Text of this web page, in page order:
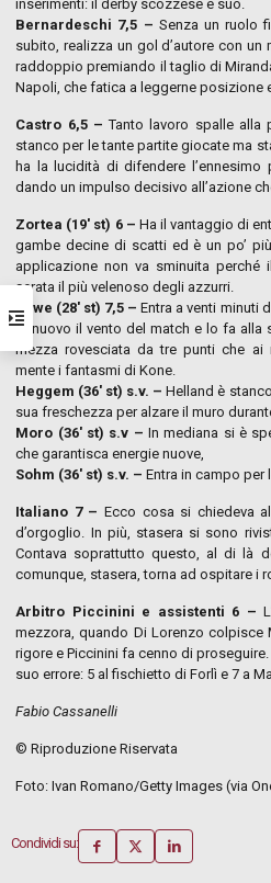
inserimenti: il derby scozzese è suo.
Bernardeschi 7,5 – Senza un ruolo
subito, realizza un gol d’autore con un
raddoppio premiando il taglio di
Napoli, che fatica a leggerne posizione
Castro 6,5 – Tanto lavoro spalle alla
stanco per le tante partite giocate ma
ha la lucidità di difendere l’ennesimo
dando un impulso decisivo all’azione
Zortea (19′ st) 6 – Ha il vantaggio di
gambe decine di scatti ed è un po’
applicazione non va sminuita
serata il più velenoso degli azzurri.
Rowe (28′ st) 7,5 – Entra a venti minuti
di nuovo il vento del match e lo fa alla
mezza rovesciata da tre punti che ai
mente i fantasmi di Kone.
Heggem (36′ st) s.v. – Helland è
sua freschezza per alzare il muro
Moro (36′ st) s.v – In mediana si è
che garantisca energie nuove,
Sohm (36′ st) s.v. – Entra in campo per
Italiano 7 – Ecco cosa si chiedeva
d’orgoglio. In più, stasera si sono
Contava soprattutto questo, al di là
comunque, stasera, torna ad ospitare i
Arbitro Piccinini e assistenti 6 –
mezzora, quando Di Lorenzo colpisce
rigore e Piccinini fa cenno di
suo errore: 5 al fischietto di Forlì e 7 a
Fabio Cassanelli
© Riproduzione Riservata
Foto: Ivan Romano/Getty Images (via
Condividi su: